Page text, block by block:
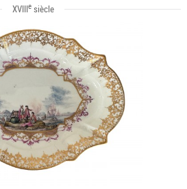
XVIIIe siècle